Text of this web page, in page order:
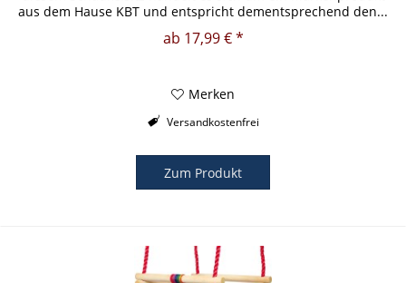
aus dem Hause KBT und entspricht dementsprechend den...
ab 17,99 € *
Merken
Versandkostenfrei
Zum Produkt